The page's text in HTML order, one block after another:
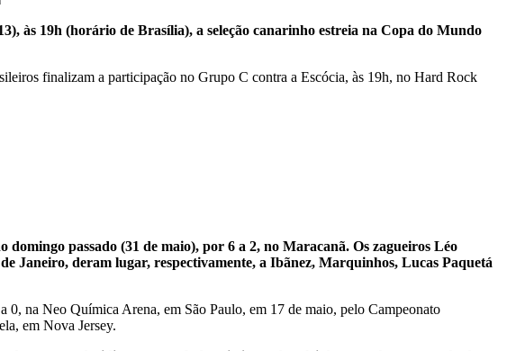
às 19h (horário de Brasília), a seleção canarinho estreia na Copa do Mundo
finalizam a participação no Grupo C contra a Escócia, às 19h, no Hard Rock
passado (31 de maio), por 6 a 2, no Maracanã. Os zagueiros Léo
Janeiro, deram lugar, respectivamente, a Ibãnez, Marquinhos, Lucas Paquetá
0, na Neo Química Arena, em São Paulo, em 17 de maio, pelo Campeonato
em Nova Jersey.